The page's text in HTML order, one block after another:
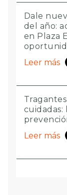
Dale
del año:
en Plaza
Leer más
Leer más